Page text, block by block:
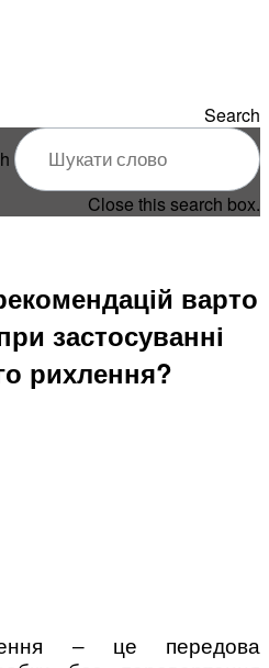
Search
Close this search box.
варто
застосуванні
рихлення?
– це передова